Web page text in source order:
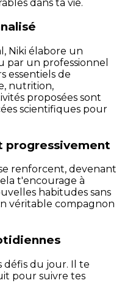
dans ta vie.
Niki élabore un
par un professionnel
essentiels de
nutrition,
proposées sont
scientifiques pour
progressivement
renforcent, devenant
t'encourage à
habitudes sans
véritable compagnon
défis du jour. Il te
pour suivre tes